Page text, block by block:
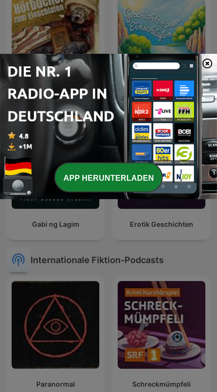
Hörbücher zum
Einschlafen
Geschichten zum
Einschlafen
Gabi ng Lagim Erotik Geschichten
Internationale Fiktion-Podcasts
Paranormal Schreckmümpfeli
APP HERUNTERLADEN